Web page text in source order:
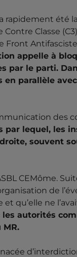
rapidement été
Classe
Front
appelle à
par le parti.
parallèle
des
par lequel, les
souvent
CEMôme.
de
qu’elle ne
les autorités